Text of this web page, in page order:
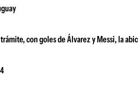
con goles de Álvarez y Messi, la